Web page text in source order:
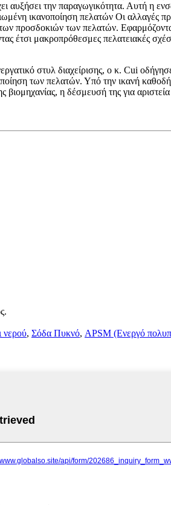
αυξήσει την παραγωγικότητα. Αυτή
ικανοποίηση πελατών Οι
προσδοκιών των πελατών.
έτσι μακροπρόθεσμες πελατειακές
στυλ διαχείρισης, ο κ. Cui
των πελατών. Υπό την ικανή
βιομηχανίας, η δέσμευσή της για
νερού, Σόδα Πυκνό, APSM (Ενεργό